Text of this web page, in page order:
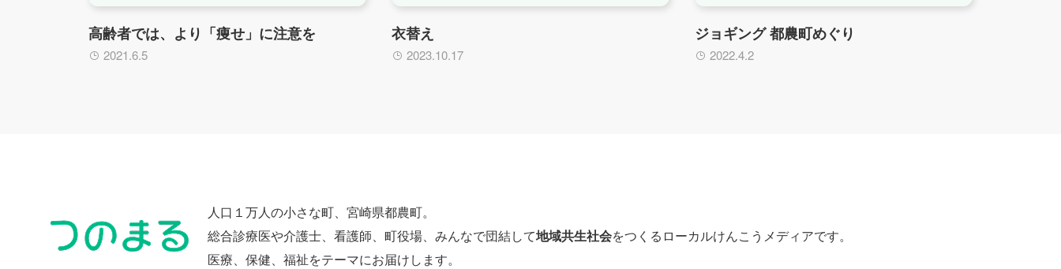
高齢者では、より「痩せ」に注意を
2021.6.5
衣替え
2023.10.17
ジョギング 都農町めぐり
2022.4.2
人口１万人の小さな町、宮崎県都農町。
総合診療医や介護士、看護師、町役場、みんなで団結して地域共生社会をつくるローカルけんこうメディアです。
医療、保健、福祉をテーマにお届けします。